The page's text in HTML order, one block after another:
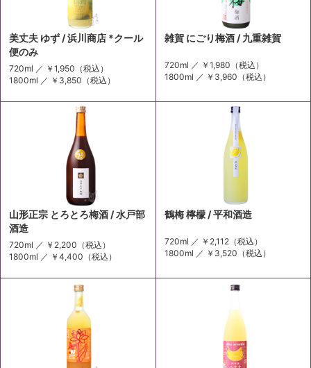
美丈夫 ゆず / 浜川商店 *クール
便のみ
720ml ／ ￥1,950 （税込）
1800ml ／ ￥3,850 （税込）
雑賀 にごり梅酒 / 九重雑賀
720ml ／ ￥1,980 （税込）
1800ml ／ ￥3,960 （税込）
山形正宗 とろとろ梅酒 / 水戸部
酒造
720ml ／ ￥2,200 （税込）
1800ml ／ ￥4,400 （税込）
鶴梅 檸檬 / 平和酒造
720ml ／ ￥2,112（税込）
1800ml ／ ￥3,520 （税込）